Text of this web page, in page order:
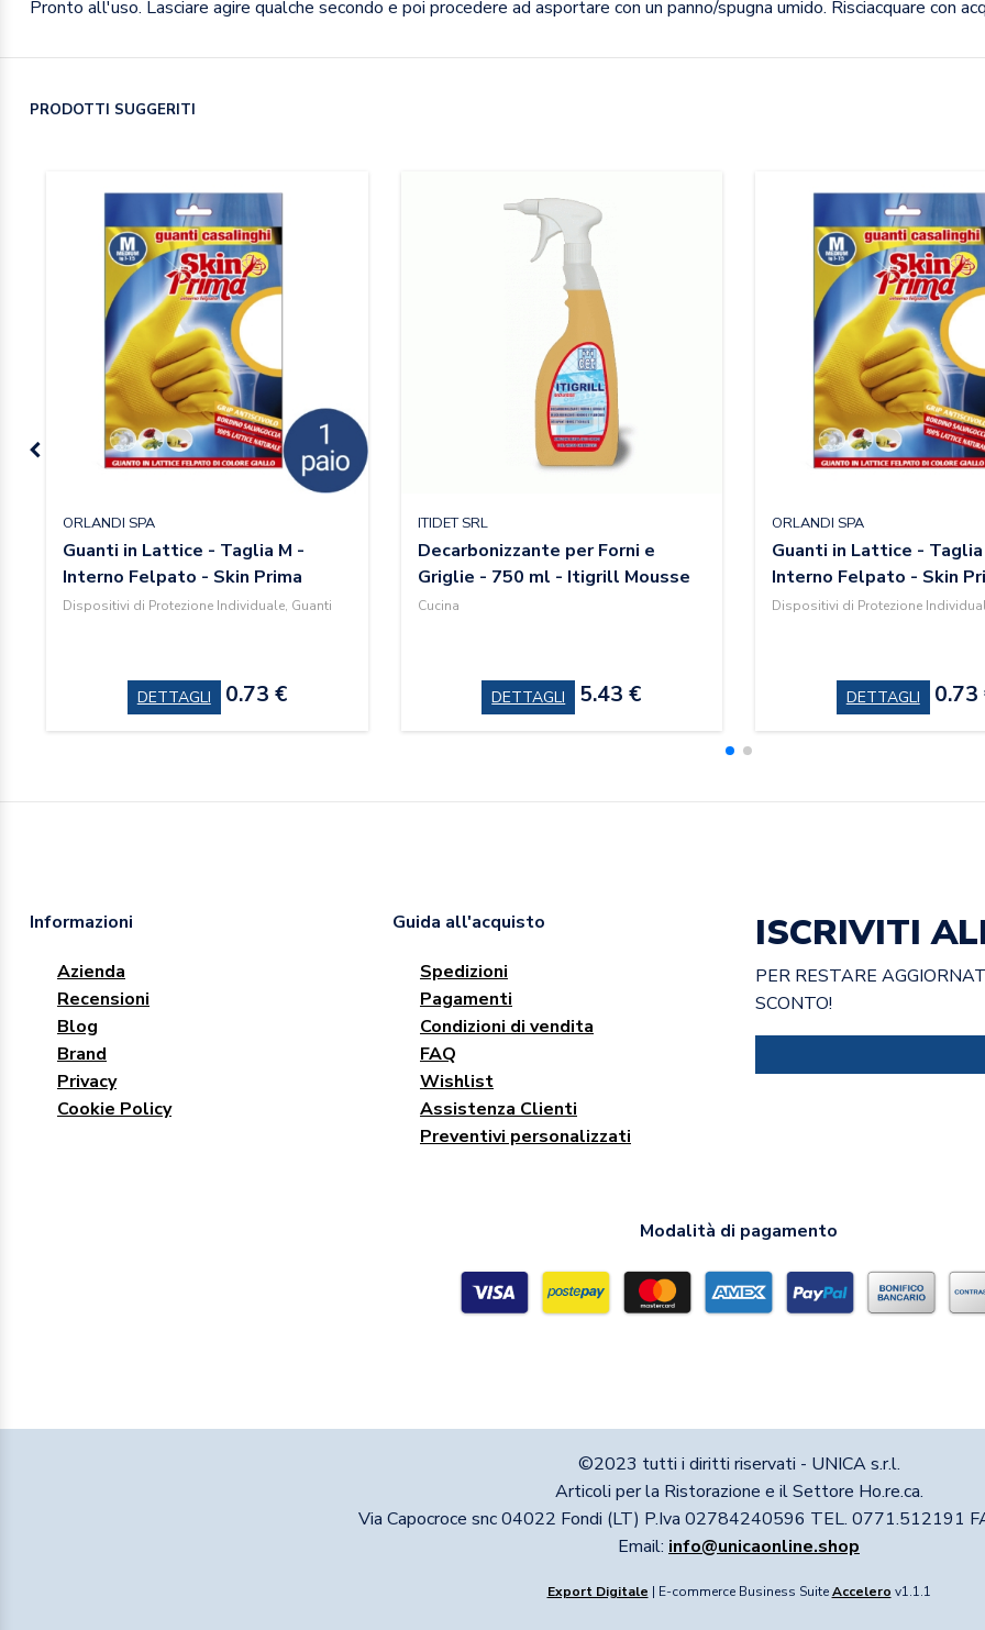
Pronto all'uso. Lasciare agire qualche secondo e poi procedere ad asportare con un panno/spugna umido. Risciacquare con
PRODOTTI SUGGERITI
ORLANDI SPA
Guanti in Lattice - Taglia M -
Interno Felpato - Skin Prima
Dispositivi di Protezione Individuale, Guanti
DETTAGLI 0.73 €
ITIDET SRL
Decarbonizzante per Forni e
Griglie - 750 ml - Itigrill Mousse
Cucina
DETTAGLI 5.43 €
ORLANDI SPA
Guanti in Lattice -
Interno Felpato - Skin
Dispositivi di Protezione
DETTAGLI 0.73
Informazioni
Azienda
Recensioni
Blog
Brand
Privacy
Cookie Policy
Guida all'acquisto
Spedizioni
Pagamenti
Condizioni di vendita
FAQ
Wishlist
Assistenza Clienti
Preventivi personalizzati
ISCRIVITI
PER RESTARE
SCONTO!
Modalità di pagamento
©2023 tutti i diritti riservati - UNICA s.r.l.
Articoli per la Ristorazione e il Settore Ho.re.ca.
Via Capocroce snc 04022 Fondi (LT) P.Iva 02784240596 TEL. 0771.512191
Email: info@unicaonline.shop
Export Digitale | E-commerce Business SuiteAccelero v1.1.1